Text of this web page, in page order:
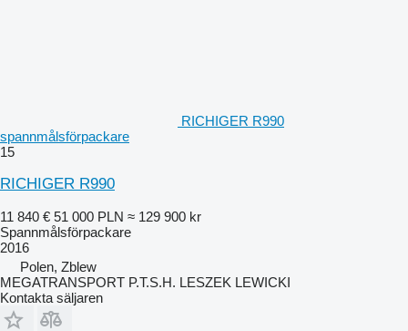
RICHIGER R990
spannmålsförpackare
15
RICHIGER R990
11 840 € 51 000 PLN ≈ 129 900 kr
Spannmålsförpackare
2016
Polen, Zblew
MEGATRANSPORT P.T.S.H. LESZEK LEWICKI
Kontakta säljaren